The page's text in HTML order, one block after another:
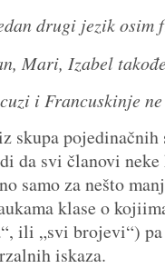
drugi jezik osim
Izabel
ne
skupa pojedinačnih
da svi članovi
samo za nešto
klase o
ili „svi brojevi“)
iskaza.